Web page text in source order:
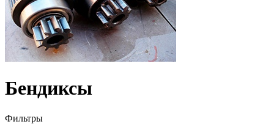
Бендиксы
Фильтры